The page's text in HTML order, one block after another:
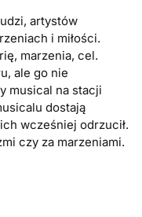
artystów
i miłości.
marzenia, cel.
ale go nie
musical na stacji
dostają
wcześniej odrzucił.
czy za marzeniami.